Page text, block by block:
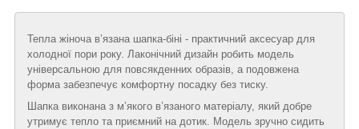
Тепла жіноча в’язана шапка-біні - практичний аксесуар для
холодної пори року. Лаконічний дизайн робить модель
універсальною для повсякденних образів, а подовжена
форма забезпечує комфортну посадку без тиску.
Шапка виконана з м’якого в’язаного матеріалу, який добре
утримує тепло та приємний на дотик. Модель зручно сидить